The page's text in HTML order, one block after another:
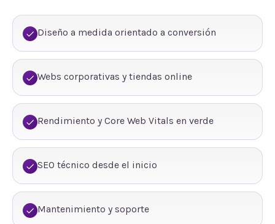
Diseño a medida orientado a conversión
Webs corporativas y tiendas online
Rendimiento y Core Web Vitals en verde
SEO técnico desde el inicio
Mantenimiento y soporte